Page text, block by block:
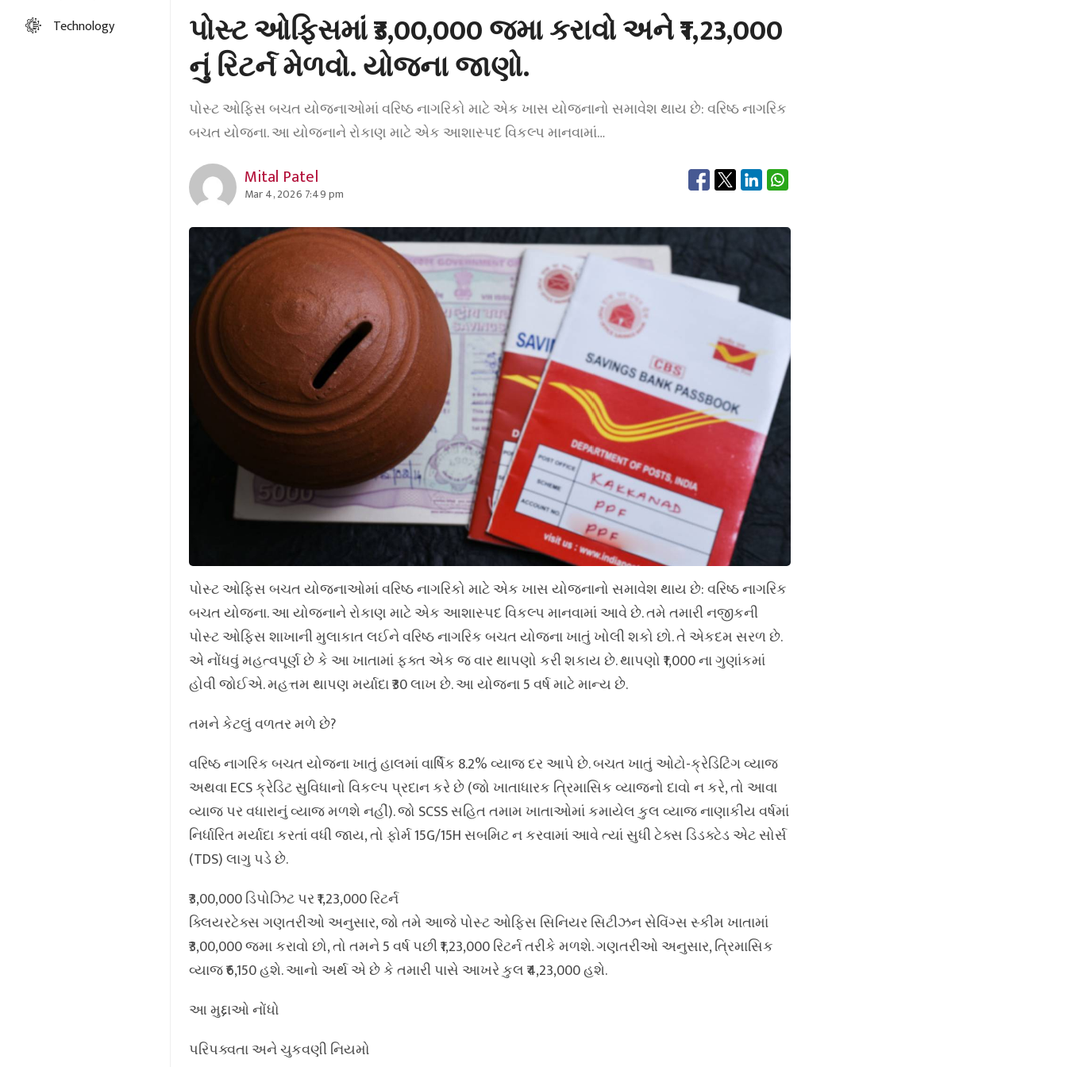
Technology
પોસ્ટ ઓફિસમાં ₹3,00,000 જમા કરાવો અને ₹1,23,000
નું રિટર્ન મેળવો. યોજના જાણો.
પોસ્ટ ઓફિસ બચત યોજનાઓમાં વરિષ્ઠ નાગરિકો માટે એક ખાસ યોજનાનો સમાવેશ થાય છે: વરિષ્ઠ નાગરિક
બચત યોજના. આ યોજનાને રોકાણ માટે એક આશાસ્પદ વિકલ્પ માનવામાં…
Mital Patel
Mar 4, 2026 7:49 pm
પોસ્ટ ઓફિસ બચત યોજનાઓમાં વરિષ્ઠ નાગરિકો માટે એક ખાસ યોજનાનો સમાવેશ થાય છે: વરિષ્ઠ નાગરિક
બચત યોજના. આ યોજનાને રોકાણ માટે એક આશાસ્પદ વિકલ્પ માનવામાં આવે છે. તમે તમારી નજીકની
પોસ્ટ ઓફિસ શાખાની મુલાકાત લઈને વરિષ્ઠ નાગરિક બચત યોજના ખાતું ખોલી શકો છો. તે એકદમ સરળ છે.
એ નોંધવું મહત્વપૂર્ણ છે કે આ ખાતામાં ફક્ત એક જ વાર થાપણો કરી શકાય છે. થાપણો ₹1,000 ના ગુણાંકમાં
હોવી જોઈએ. મહત્તમ થાપણ મર્યાદા ₹30 લાખ છે. આ યોજના 5 વર્ષ માટે માન્ય છે.
તમને કેટલું વળતર મળે છે?
વરિષ્ઠ નાગરિક બચત યોજના ખાતું હાલમાં વાર્ષિક 8.2% વ્યાજ દર આપે છે. બચત ખાતું ઓટો-ક્રેડિટિંગ વ્યાજ
અથવા ECS ક્રેડિટ સુવિધાનો વિકલ્પ પ્રદાન કરે છે (જો ખાતાધારક ત્રિમાસિક વ્યાજનો દાવો ન કરે, તો આવા
વ્યાજ પર વધારાનું વ્યાજ મળશે નહીં). જો SCSS સહિત તમામ ખાતાઓમાં કમાયેલ કુલ વ્યાજ નાણાકીય વર્ષમાં
નિર્ધારિત મર્યાદા કરતાં વધી જાય, તો ફોર્મ 15G/15H સબમિટ ન કરવામાં આવે ત્યાં સુધી ટેક્સ ડિડક્ટેડ એટ સોર્સ
(TDS) લાગુ પડે છે.
₹3,00,000 ડિપોઝિટ પર ₹1,23,000 રિટર્ન
ક્લિયરટેક્સ ગણતરીઓ અનુસાર, જો તમે આજે પોસ્ટ ઓફિસ સિનિયર સિટીઝન સેવિંગ્સ સ્કીમ ખાતામાં
₹3,00,000 જમા કરાવો છો, તો તમને 5 વર્ષ પછી ₹1,23,000 રિટર્ન તરીકે મળશે. ગણતરીઓ અનુસાર, ત્રિમાસિક
વ્યાજ ₹6,150 હશે. આનો અર્થ એ છે કે તમારી પાસે આખરે કુલ ₹4,23,000 હશે.
આ મુદ્દાઓ નોંધો
પરિપક્વતા અને ચુકવણી નિયમો